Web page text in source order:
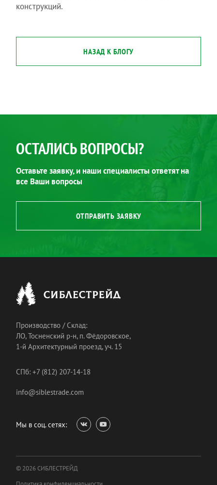
конструкций.
НАЗАД К БЛОГУ
ОСТАЛИСЬ ВОПРОСЫ?
Оставьте заявку, и наши специалисты ответят на
все Ваши вопросы
ОТПРАВИТЬ ЗАЯВКУ
Производство / Склад:
ЛО, Тосненский р-н, п. Фёдоровское,
1-й Архитектурный проезд, уч. 15
СПб: +7 (812) 207-14-18
info@siblestrade.com
Мы в соц. сетях:
© 2026 СИБЛЕСТРЕЙД